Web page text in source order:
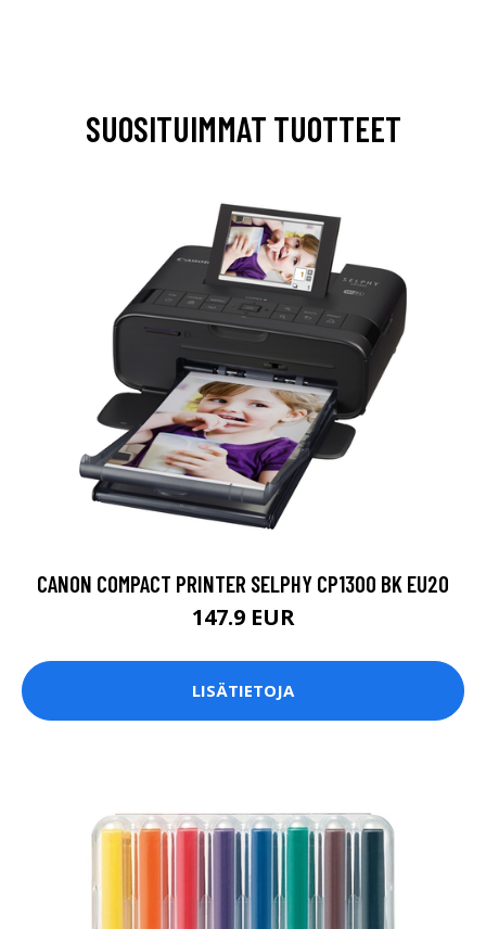
SUOSITUIMMAT TUOTTEET
CANON COMPACT PRINTER SELPHY CP1300 BK EU20
147.9 EUR
LISÄTIETOJA